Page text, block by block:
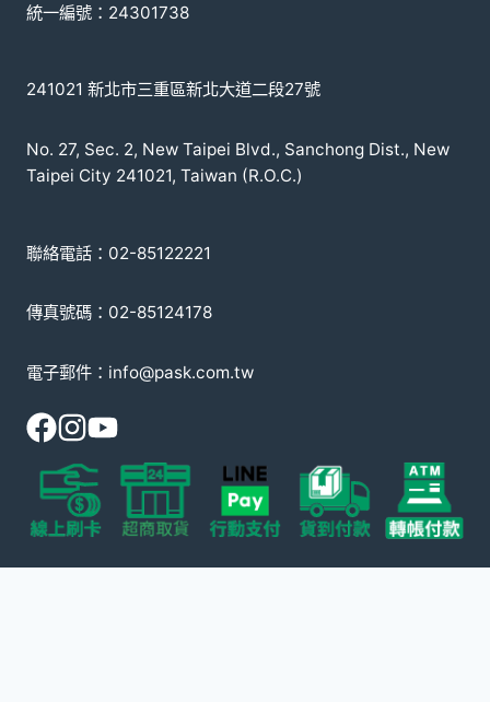
統一編號：24301738
241021 新北市三重區新北大道二段27號
No. 27, Sec. 2, New Taipei Blvd., Sanchong Dist., New
Taipei City 241021, Taiwan (R.O.C.)
聯絡電話：02-85122221
傳真號碼：02-85124178
電子郵件：info@pask.com.tw